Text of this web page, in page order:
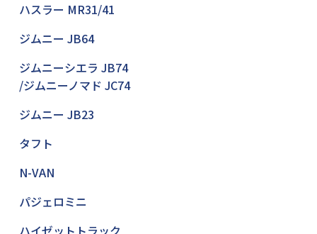
ハスラー MR31/41
ジムニー JB64
ジムニーシエラ JB74
/ジムニーノマド JC74
ジムニー JB23
タフト
N-VAN
パジェロミニ
ハイゼットトラック